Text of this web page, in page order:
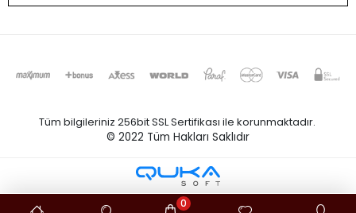
Tüm bilgileriniz 256bit SSL Sertifikası ile korunmaktadır.
© 2022 Tüm Hakları Saklıdır
0